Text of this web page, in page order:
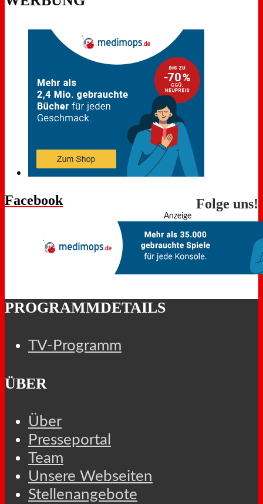
Facebook Folge uns!
Anzeige
PROGRAMMDETAILS
TV-Programm
ÜBER
Über
Presseportal
Team
Unsere Webseiten
Stellenangebote